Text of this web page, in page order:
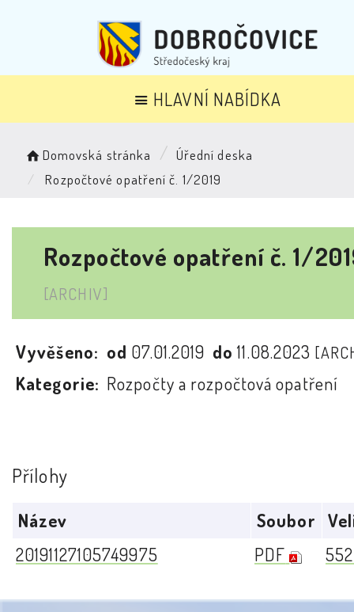
HLAVNÍ NABÍDKA
Domovská stránka
Úřední deska
Rozpočtové opatření č. 1/2019
Rozpočtové opatření č. 1/
[ARCHIV]
Vyvěšeno: od 07.01.2019 do11.08.2023
Kategorie: Rozpočty a rozpočtová opatření
Přílohy
Název Soubor
20191127105749975
PDF